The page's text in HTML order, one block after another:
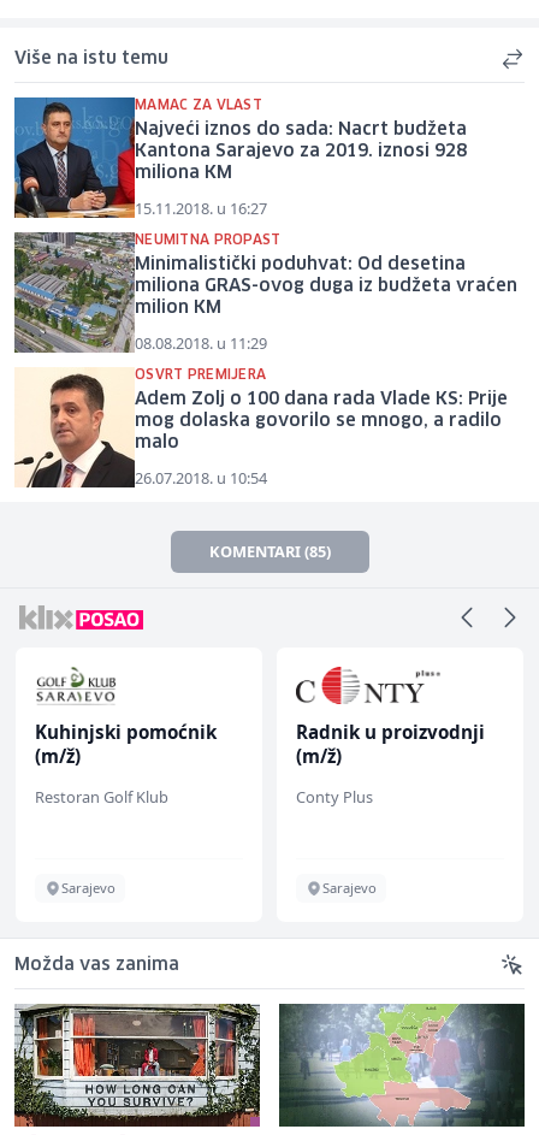
Više na istu temu
MAMAC ZA VLAST
Najveći iznos do sada: Nacrt budžeta
Kantona Sarajevo za 2019. iznosi 928
miliona KM
15.11.2018. u 16:27
NEUMITNA PROPAST
Minimalistički poduhvat: Od desetina
miliona GRAS-ovog duga iz budžeta vraćen
milion KM
08.08.2018. u 11:29
OSVRT PREMIJERA
Adem Zolj o 100 dana rada Vlade KS: Prije
mog dolaska govorilo se mnogo, a radilo
malo
26.07.2018. u 10:54
KOMENTARI (85)
Kuhinjski pomoćnik
(m/ž)
Restoran Golf Klub
Sarajevo
Radnik u proizvodnji
(m/ž)
Conty Plus
Sarajevo
Možda vas zanima